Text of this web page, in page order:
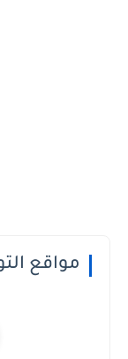
مواقع